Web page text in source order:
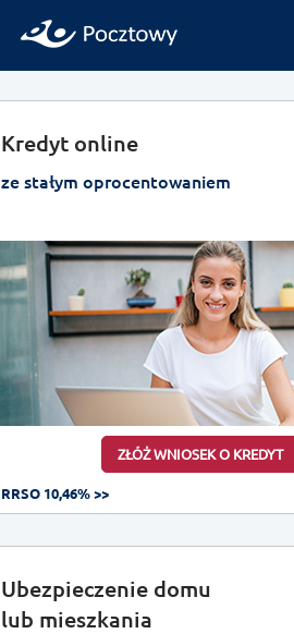
Kredyt online
ze stałym oprocentowaniem
ZŁÓŻ WNIOSEK O KREDYT
RRSO 10,46% >>
Ubezpieczenie domu
lub mieszkania